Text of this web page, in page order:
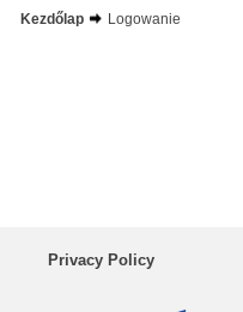
Kezdőlap
Logowanie
Privacy Policy